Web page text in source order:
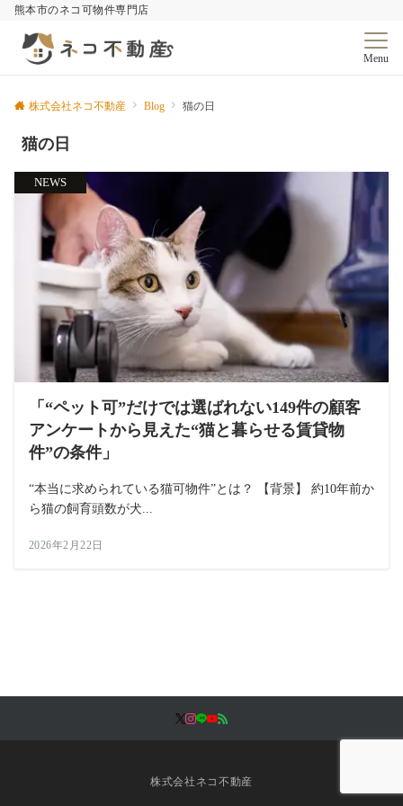
熊本市のネコ可物件専門店
Menu
株式会社ネコ不動産 Blog 猫の日
猫の日
NEWS
「“ペット可”だけでは選ばれない149件の顧客
アンケートから見えた“猫と暮らせる賃貸物
件”の条件」
“本当に求められている猫可物件”とは？ 【背景】 約10年前か
ら猫の飼育頭数が犬...
2026年2月22日
株式会社ネコ不動産